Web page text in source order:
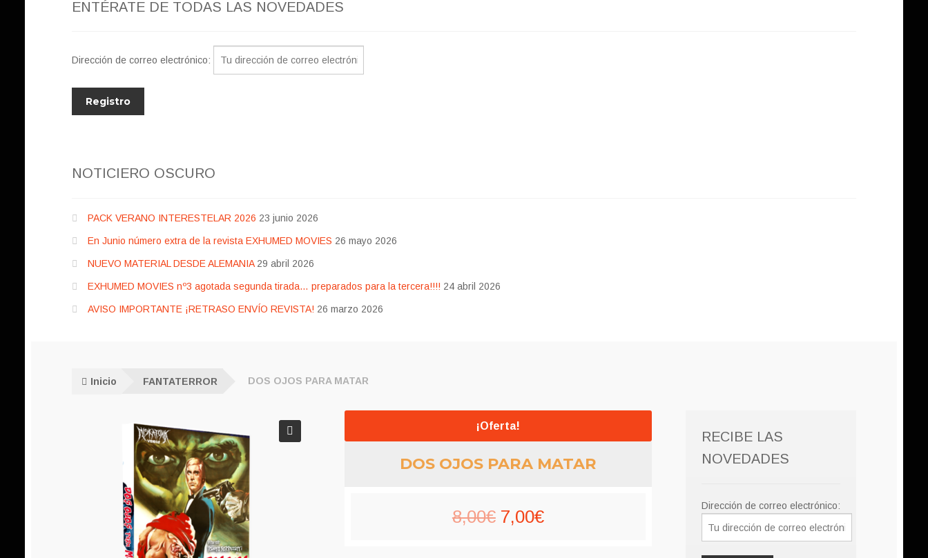
ENTÉRATE DE TODAS LAS NOVEDADES
Dirección de correo electrónico:
NOTICIERO OSCURO
PACK VERANO INTERESTELAR 2026 23 junio 2026
En Junio número extra de la revista EXHUMED MOVIES 26 mayo 2026
NUEVO MATERIAL DESDE ALEMANIA 29 abril 2026
EXHUMED MOVIES nº3 agotada segunda tirada… preparados para la tercera!!!! 24 abril 2026
AVISO IMPORTANTE ¡RETRASO ENVÍO REVISTA! 26 marzo 2026
Inicio FANTATERROR DOS OJOS PARA MATAR
¡Oferta!
DOS OJOS PARA MATAR
8,00€ El
7,00€El
RECIBE LAS
NOVEDADES
Dirección de correo electrónico: